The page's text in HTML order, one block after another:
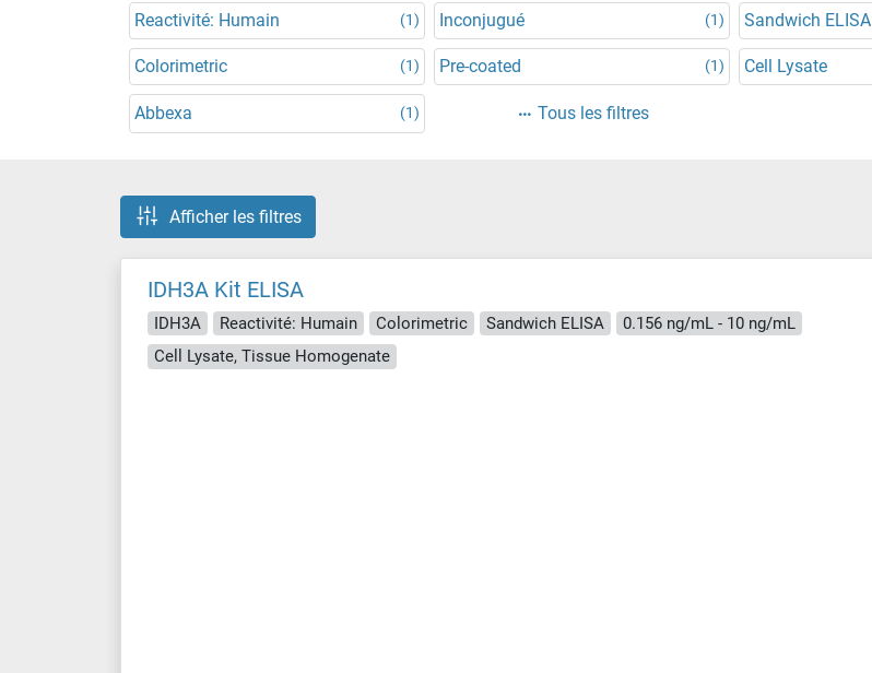
Reactivité: Humain
(1) Inconjugué (1) Sandwich ELISA
Colorimetric (1) Pre-coated (1) Cell Lysate
Abbexa (1) Tous les filtres
Afficher les filtres
IDH3A Kit ELISA
IDH3A Reactivité: Humain Colorimetric Sandwich ELISA
0.156 ng/mL - 10 ng/mL
Cell Lysate, Tissue Homogenate